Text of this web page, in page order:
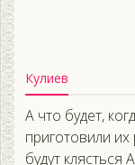
Кулиев
А что будет,
приготовили их
будут